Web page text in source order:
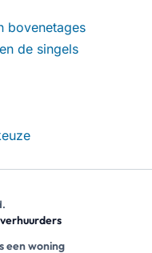
bovenetages
de singels
een woning